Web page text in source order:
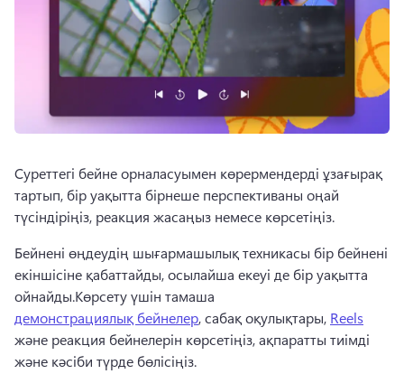
Суреттегі бейне орналасуымен көрермендерді ұзағырақ
тартып, бір уақытта бірнеше перспективаны оңай
түсіндіріңіз, реакция жасаңыз немесе көрсетіңіз.
Бейнені өңдеудің шығармашылық техникасы бір бейнені
екіншісіне қабаттайды, осылайша екеуі де бір уақытта
ойнайды.Көрсету үшін тамаша
демонстрациялық бейнелер, сабақ оқулықтары, Reels
және реакция бейнелерін көрсетіңіз, ақпаратты тиімді
және кәсіби түрде бөлісіңіз.